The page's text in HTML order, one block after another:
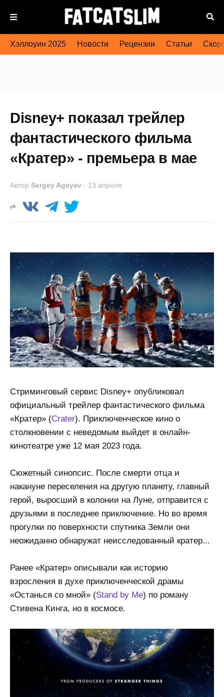
Хэллоуин 2025 Новости Рецензии Статьи
Disney+ показал трейлер
фантастического фильма
«Кратер» - премьера в мае
Автор Sergey Ageyev - 13 апреля
Стриминговый сервис Disney+ опубликовал
официальный трейлер фантастического фильма
«Кратер» (Crater). Приключенческое кино о
столкновении с неведомым выйдет в онлайн-
кинотеатре уже 12 мая 2023 года.
Сюжетный синопсис. После смерти отца и
накануне переселения на другую планету, главный
герой, выросший в колонии на Луне, отправится с
друзьями в последнее приключение. Но во время
прогулки по поверхности спутника Земли они
неожиданно обнаружат неисследованный кратер...
Ранее «Кратер» описывали как историю
взросления в духе приключенческой драмы
«Останься со мной» (Stand by Me) по роману
Стивена Кинга, но в космосе.